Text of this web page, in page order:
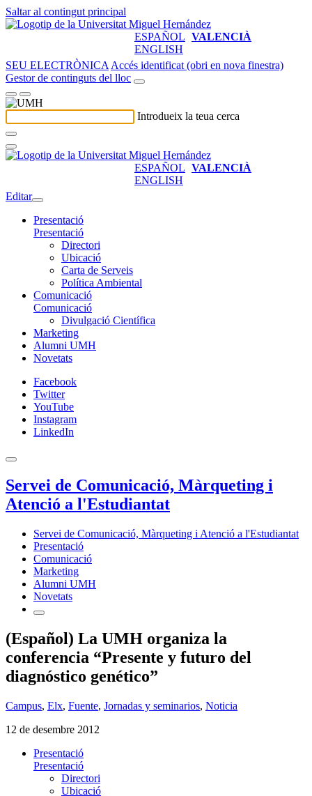
Saltar al contingut principal
ESPAÑOL VALENCIÀ
ENGLISH
SEU ELECTRÒNICA Accés identificat (obri en nova finestra)
Gestor de continguts del lloc
Introdueix la teua cerca
ESPAÑOL VALENCIÀ
ENGLISH
Editar
Presentació
Presentació
Directori
Ubicació
Carta de Serveis
Política Ambiental
Comunicació
Comunicació
Divulgació Científica
Marketing
Alumni UMH
Novetats
Facebook
Twitter
YouTube
Instagram
LinkedIn
Servei de Comunicació, Màrqueting i
Atenció a l'Estudiantat
Servei de Comunicació, Màrqueting i Atenció a l'Estudiantat
Presentació
Comunicació
Marketing
Alumni UMH
Novetats
(Español) La UMH organiza la
conferencia “Presente y futuro del
diagnóstico genético”
Campus, Elx, Fuente, Jornadas y seminarios, Noticia
12 de desembre 2012
Presentació
Presentació
Directori
Ubicació